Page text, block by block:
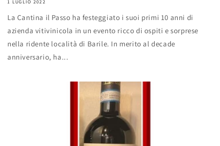
1 LUGLIO 2022
La Cantina il Passo ha festeggiato i suoi primi 10 anni di
azienda vitivinicola in un evento ricco di ospiti e sorprese
nella ridente località di Barile. In merito al decade
anniversario, ha...